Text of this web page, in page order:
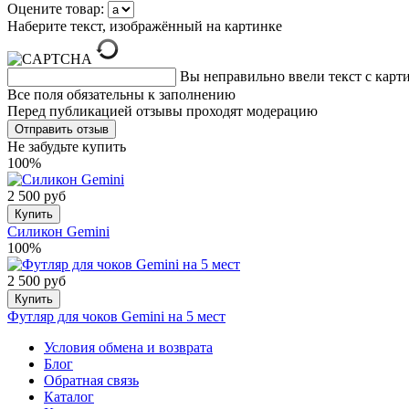
Оцените товар:
Наберите текст, изображённый на картинке
Вы неправильно ввели текст с
Все поля обязательны к заполнению
Перед публикацией отзывы проходят модерацию
Не забудьте купить
100%
2 500 руб
Купить
Силикон Gemini
100%
2 500 руб
Купить
Футляр для чоков Gemini на 5 мест
Условия обмена и возврата
Блог
Обратная связь
Каталог